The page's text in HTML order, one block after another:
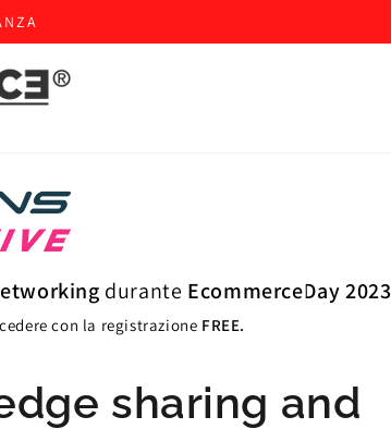
durante EcommerceDay 2023
con la registrazione FREE.
sharing and